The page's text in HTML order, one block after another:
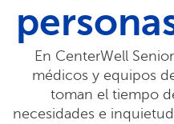
En CenterWell
médicos y equipos
toman el tiempo
necesidades e